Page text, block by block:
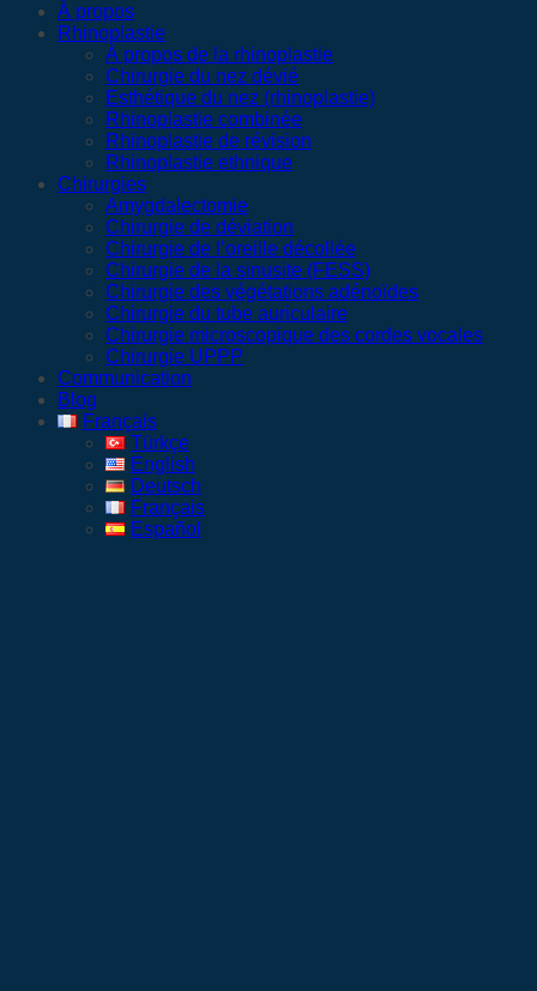
À propos
Rhinoplastie
À propos de la rhinoplastie
Chirurgie du nez dévié
Esthétique du nez (rhinoplastie)
Rhinoplastie combinée
Rhinoplastie de révision
Rhinoplastie ethnique
Chirurgies
Amygdalectomie
Chirurgie de déviation
Chirurgie de l’oreille décollée
Chirurgie de la sinusite (FESS)
Chirurgie des végétations adénoïdes
Chirurgie du tube auriculaire
Chirurgie microscopique des cordes vocales
Chirurgie UPPP
Communication
Blog
Français
Türkçe
English
Deutsch
Français
Español